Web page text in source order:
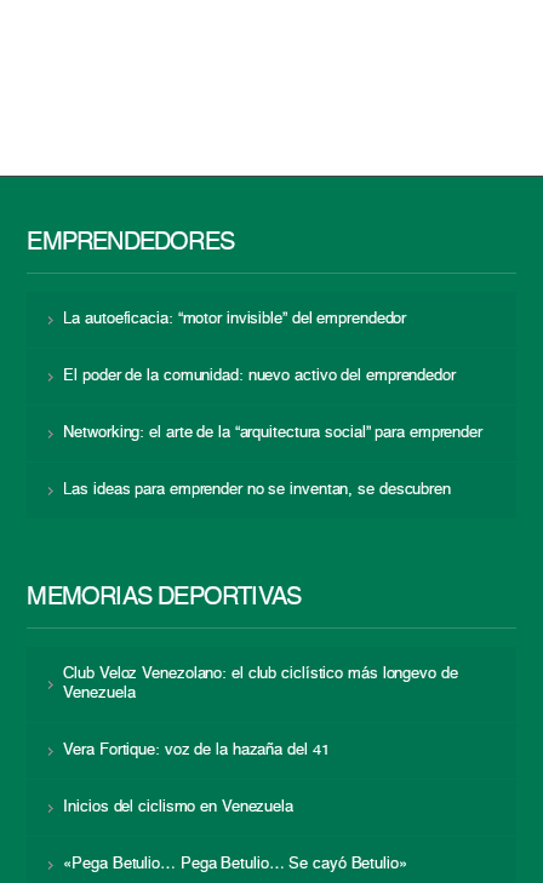
EMPRENDEDORES
La autoeficacia: “motor invisible” del emprendedor
El poder de la comunidad: nuevo activo del emprendedor
Networking: el arte de la “arquitectura social” para emprender
Las ideas para emprender no se inventan, se descubren
MEMORIAS DEPORTIVAS
Club Veloz Venezolano: el club ciclístico más longevo de
Venezuela
Vera Fortique: voz de la hazaña del 41
Inicios del ciclismo en Venezuela
«Pega Betulio… Pega Betulio… Se cayó Betulio»